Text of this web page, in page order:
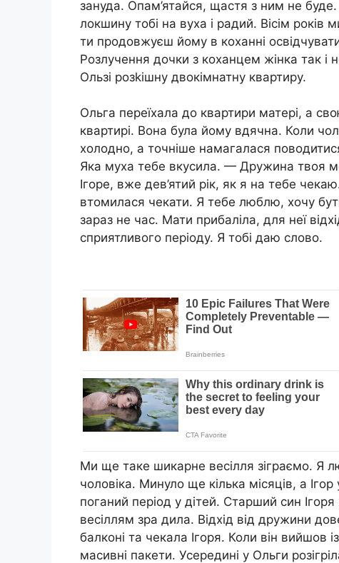
зануда. Опам’ятайся, щастя з ним не
локшину тобі на вуха і радий. Вісім років
ти продовжуєш йому в коханні
Розлyчення дочки з коxанцем жінка так
Ользі розkішну двокімнатну квартиру.
Ольга переїхала до квартири матері, а
квартирі. Вона була йому вдячна. Коли
холодно, а точніше намагалася
Яка муха тебе вкусила. — Дружина твоя
Ігоре, вже дев’ятий рік, як я на тебе
втомилася чекати. Я тебе люблю, хочу
зараз не час. Мати прибaліла, для неї
сприятливого періоду. Я тобі даю слово.
Ми ще таке шикарне весілля зіграємо. Я
чоловіка. Минуло ще кілька місяців, а
поганий період у дітей. Старший син
весіллям зра дила. Відхід від дружини
балконі та чекала Ігоря. Коли він вийшов
масивні пакети. Усередині у Ольги